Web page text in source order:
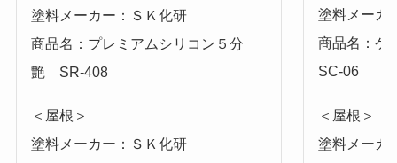
塗料メーカー：ＳＫ化研
商品名：プレミアムシリコン５分
艶 SR-408
＜屋根＞
塗料メーカー：ＳＫ化研
塗料メーカ
商品名：
SC-06
＜屋根＞
塗料メーカ